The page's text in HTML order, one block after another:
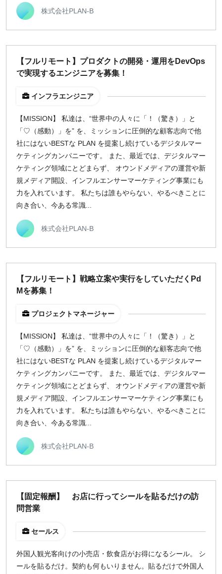
株式会社PLAN-B
【フルリモート】プロダクトの開発・運用をDevOps
で実現するエンジニアを募集！
インフラエンジニア
【MISSION】 私達は、“世界中の人々に「！（驚き）」と
「♡（感動）」を” を、ミッションに圧倒的な顧客志向で他
社にはないBESTな PLAN を提案し続けているデジタルマー
ケティングカンパニーです。 また、最近では、デジタルマー
ケティング領域にとどまらず、 オウンドメディアの運営や新
規メディア開設、インフルエンサーマーケティング事業にも
力を入れています。 私たちは誰もやらない、やるべきことに
向き合い、今ある常識...
株式会社PLAN-B
【フルリモート】戦略立案や実行をしていただくPd
Mを募集！
プロジェクトマネージャー
【MISSION】 私達は、“世界中の人々に「！（驚き）」と
「♡（感動）」を” を、ミッションに圧倒的な顧客志向で他
社にはないBESTな PLAN を提案し続けているデジタルマー
ケティングカンパニーです。 また、最近では、デジタルマー
ケティング領域にとどまらず、 オウンドメディアの運営や新
規メディア開設、インフルエンサーマーケティング事業にも
力を入れています。 私たちは誰もやらない、やるべきことに
向き合い、今ある常識...
株式会社PLAN-B
【固定報酬】 お店に行ってシールを貼るだけの訪
問営業
セールス
外国人観光客向けの小売店・飲食店がお得になるシール。 シ
ールを貼るだけ。契約も何もいりません。貼るだけで外国人